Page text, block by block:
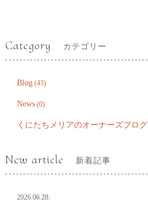
Category カテゴリー
Blog(43)
News(0)
くにたちメリアのオーナーズブログ
New article 新着記事
2026.06.28: